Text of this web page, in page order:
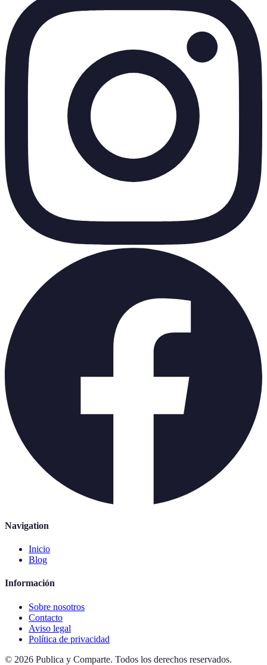
Navigation
Inicio
Blog
Información
Sobre nosotros
Contacto
Aviso legal
Política de privacidad
© 2026 Publica y Comparte. Todos los derechos reservados.